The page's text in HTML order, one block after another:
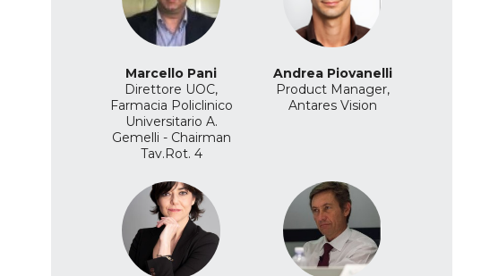
Marcello Pani
Direttore UOC,
Farmacia Policlinico
Universitario A.
Gemelli - Chairman
Tav.Rot. 4
Andrea Piovanelli
Product Manager,
Antares Vision